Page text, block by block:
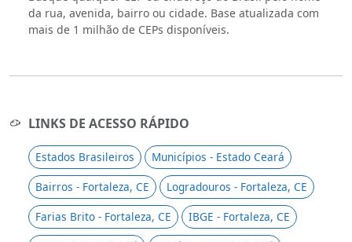
da rua, avenida, bairro ou cidade. Base atualizada com
mais de 1 milhão de CEPs disponíveis.
LINKS DE ACESSO RÁPIDO
Estados Brasileiros
Municípios - Estado Ceará
Bairros - Fortaleza, CE
Logradouros - Fortaleza, CE
Farias Brito - Fortaleza, CE
IBGE - Fortaleza, CE